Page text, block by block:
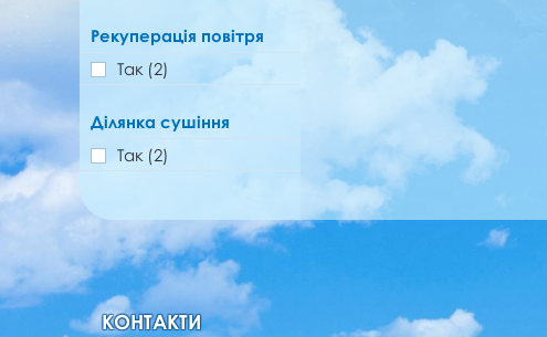
Рекуперація повітря
Так (2)
Ділянка сушіння
Так (2)
КОНТАКТИ